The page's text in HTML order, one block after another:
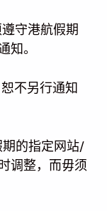
守港航假期
知。
不另行通知
期的指定网站/
调整，而毋须